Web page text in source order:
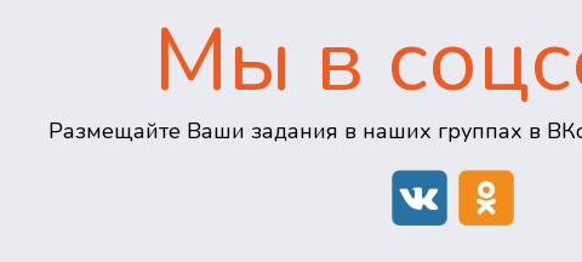
Мы в
Размещайте Ваши задания в наших группах в